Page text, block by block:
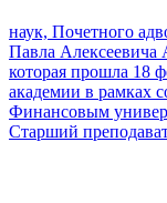
наук, Почетного
Павла Алексеевича
которая прошла 18
академии в рамках
Финансовым
Старший